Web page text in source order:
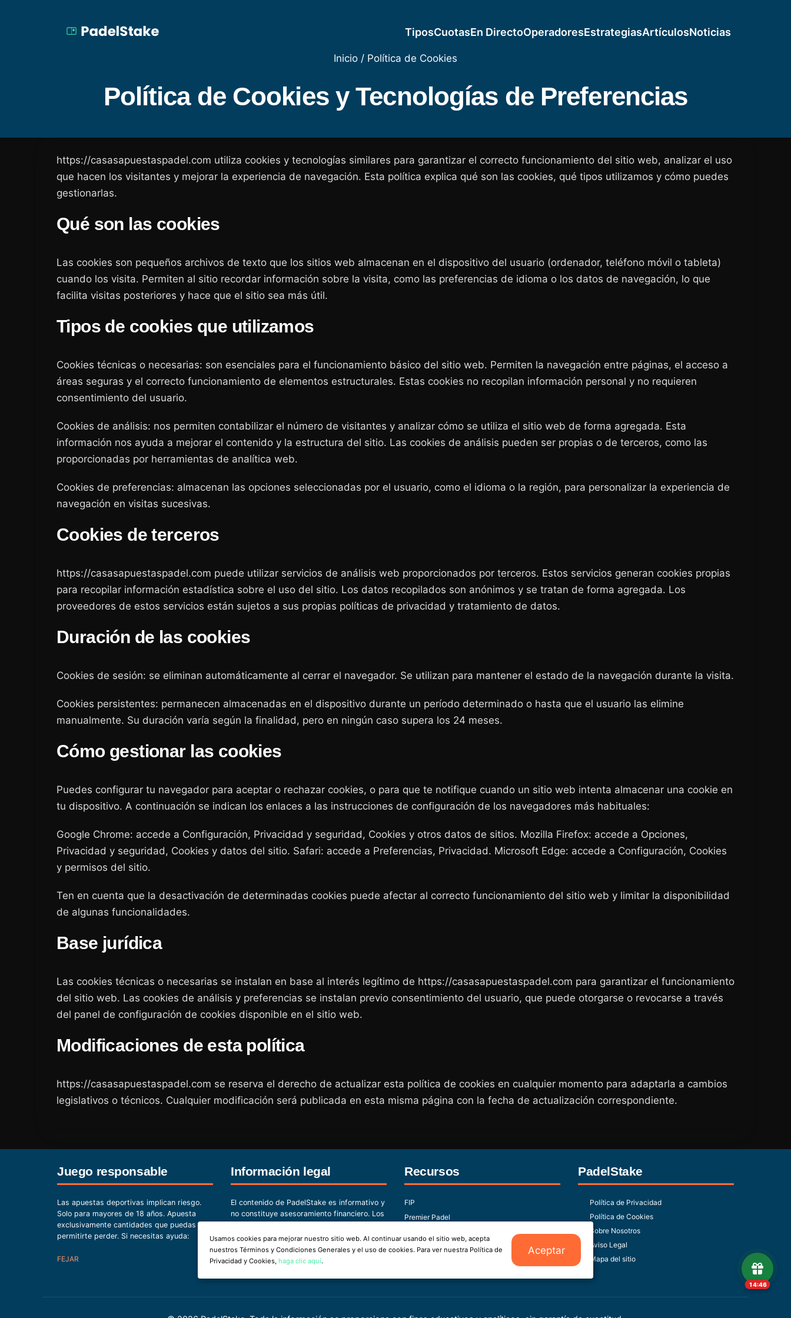
TiposCuotasEn DirectoOperadoresEstrategiasArtículosNoticias
Inicio / Política de Cookies
Política de Cookies y Tecnologías de Preferencias
https://casasapuestaspadel.com utiliza cookies y tecnologías similares para garantizar el correcto funcionamiento del sitio web, analizar el uso
que hacen los visitantes y mejorar la experiencia de navegación. Esta política explica qué son las cookies, qué tipos utilizamos y cómo puedes
gestionarlas.
Qué son las cookies
Las cookies son pequeños archivos de texto que los sitios web almacenan en el dispositivo del usuario (ordenador, teléfono móvil o tableta)
cuando los visita. Permiten al sitio recordar información sobre la visita, como las preferencias de idioma o los datos de navegación, lo que
facilita visitas posteriores y hace que el sitio sea más útil.
Tipos de cookies que utilizamos
Cookies técnicas o necesarias: son esenciales para el funcionamiento básico del sitio web. Permiten la navegación entre páginas, el acceso a
áreas seguras y el correcto funcionamiento de elementos estructurales. Estas cookies no recopilan información personal y no requieren
consentimiento del usuario.
Cookies de análisis: nos permiten contabilizar el número de visitantes y analizar cómo se utiliza el sitio web de forma agregada. Esta
información nos ayuda a mejorar el contenido y la estructura del sitio. Las cookies de análisis pueden ser propias o de terceros, como las
proporcionadas por herramientas de analítica web.
Cookies de preferencias: almacenan las opciones seleccionadas por el usuario, como el idioma o la región, para personalizar la experiencia de
navegación en visitas sucesivas.
Cookies de terceros
https://casasapuestaspadel.com puede utilizar servicios de análisis web proporcionados por terceros. Estos servicios generan cookies propias
para recopilar información estadística sobre el uso del sitio. Los datos recopilados son anónimos y se tratan de forma agregada. Los
proveedores de estos servicios están sujetos a sus propias políticas de privacidad y tratamiento de datos.
Duración de las cookies
Cookies de sesión: se eliminan automáticamente al cerrar el navegador. Se utilizan para mantener el estado de la navegación durante la visita.
Cookies persistentes: permanecen almacenadas en el dispositivo durante un período determinado o hasta que el usuario las elimine
manualmente. Su duración varía según la finalidad, pero en ningún caso supera los 24 meses.
Cómo gestionar las cookies
Puedes configurar tu navegador para aceptar o rechazar cookies, o para que te notifique cuando un sitio web intenta almacenar una cookie en
tu dispositivo. A continuación se indican los enlaces a las instrucciones de configuración de los navegadores más habituales:
Google Chrome: accede a Configuración, Privacidad y seguridad, Cookies y otros datos de sitios. Mozilla Firefox: accede a Opciones,
Privacidad y seguridad, Cookies y datos del sitio. Safari: accede a Preferencias, Privacidad. Microsoft Edge: accede a Configuración, Cookies
y permisos del sitio.
Ten en cuenta que la desactivación de determinadas cookies puede afectar al correcto funcionamiento del sitio web y limitar la disponibilidad
de algunas funcionalidades.
Base jurídica
Las cookies técnicas o necesarias se instalan en base al interés legítimo de https://casasapuestaspadel.com para garantizar el funcionamiento
del sitio web. Las cookies de análisis y preferencias se instalan previo consentimiento del usuario, que puede otorgarse o revocarse a través
del panel de configuración de cookies disponible en el sitio web.
Modificaciones de esta política
https://casasapuestaspadel.com se reserva el derecho de actualizar esta política de cookies en cualquier momento para adaptarla a cambios
legislativos o técnicos. Cualquier modificación será publicada en esta misma página con la fecha de actualización correspondiente.
Juego responsable
Las apuestas deportivas implican riesgo.
Solo para mayores de 18 años. Apuesta
exclusivamente cantidades que puedas
permitirte perder. Si necesitas ayuda:
FEJAR
Información legal
El contenido de PadelStake es informativo y
no constituye asesoramiento financiero. Los
Cada usuario es responsable de sus
propias decisiones.
Recursos
FIP
Premier Padel
PadelStake
Política de Privacidad
Política de Cookies
Sobre Nosotros
Aviso Legal
Mapa del sitio
Usamos cookies para mejorar nuestro sitio web. Al continuar usando el sitio web, acepta
nuestros Términos y Condiciones Generales y el uso de cookies. Para ver nuestra Política de
Privacidad y Cookies, haga clic aquí.
Aceptar
14:46